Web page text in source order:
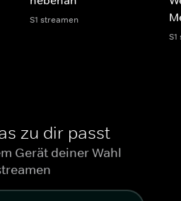
S1 streamen
zu dir passt
Gerät deiner Wahl